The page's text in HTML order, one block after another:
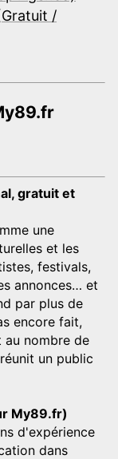
/
gratuit et
une
et les
festivals,
annonces… et
par plus de
encore fait,
au nombre de
un public
My89.fr)
d'expérience
dans